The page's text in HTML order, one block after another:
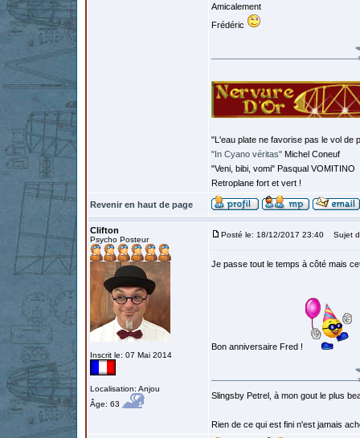
Amicalement
Frédéric
"L'eau plate ne favorise pas le vol de
"In Cyano véritas" Michel Coneuf
"Veni, bibi, vomi" Pasqual VOMITINO
Retroplane fort et vert !
Revenir en haut de page
Clifton
Psycho Posteur
Inscrit le: 07 Mai 2014
Localisation: Anjou
Âge: 63
Posté le: 18/12/2017 23:40 Sujet
Je passe tout le temps à côté mais
Bon anniversaire Fred !
Slingsby Petrel, à mon gout le plus
Rien de ce qui est fini n'est jamais